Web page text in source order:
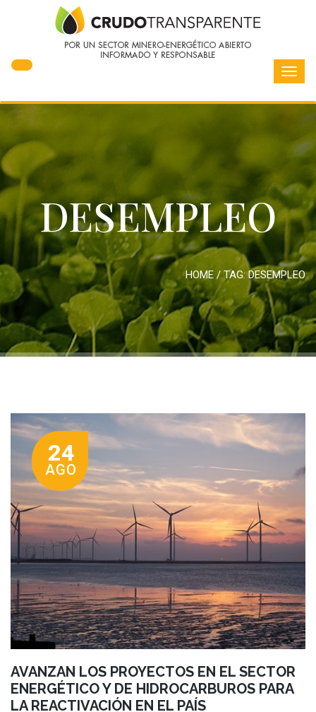
DESEMPLEO
HOME / TAG:DESEMPLEO
24
AGO
AVANZAN LOS PROYECTOS EN EL SECTOR
ENERGÉTICO Y DE HIDROCARBUROS PARA
LA REACTIVACIÓN EN EL PAÍS